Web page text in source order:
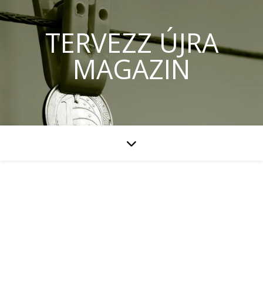
TERVEZZ ÚJRA
MAGAZIN